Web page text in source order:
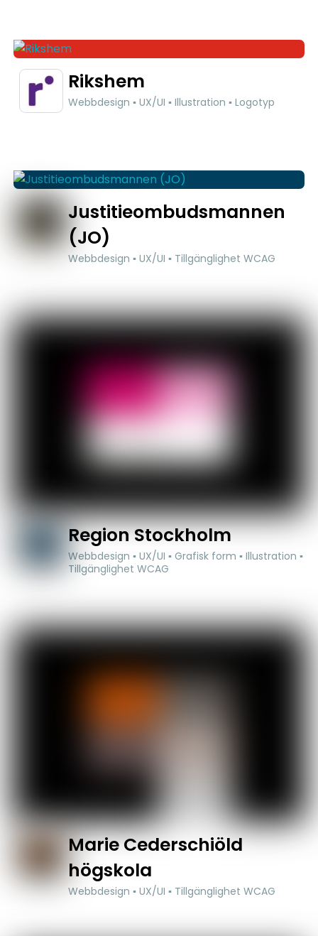
Rikshem
Webbdesign ▪ UX/UI ▪ Illustration ▪ Logotyp
Justitieombudsmannen
(JO)
Webbdesign ▪ UX/UI ▪ Tillgänglighet WCAG
Region Stockholm
Webbdesign ▪ UX/UI ▪ Grafisk form ▪ Illustration ▪
Tillgänglighet WCAG
Marie Cederschiöld
högskola
Webbdesign ▪ UX/UI ▪ Tillgänglighet WCAG